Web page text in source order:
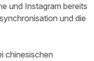
und Instagram bereits
und die
chinesischen